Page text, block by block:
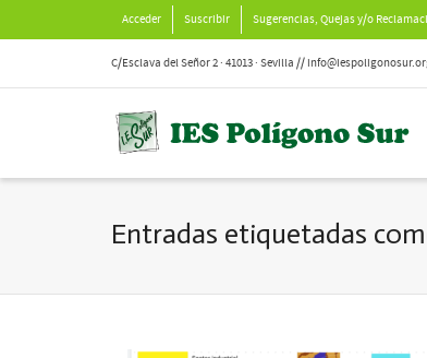
Acceder Suscribir Sugerencias, Quejas y/o
C/Esclava del Señor 2 · 41013 · Sevilla //
Entradas etiquetadas